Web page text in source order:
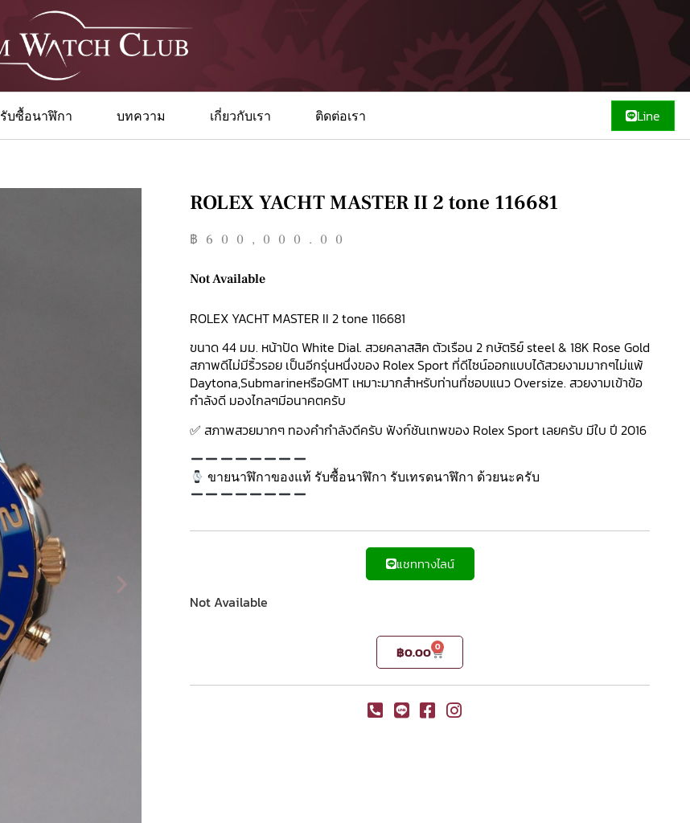
รับซื้อนาฬิกา บทความ เกี่ยวกับเรา ติดต่อเรา Line
ROLEX YACHT MASTER II 2 tone 116681
฿ 600,000.00
Not Available
ROLEX YACHT MASTER II 2 tone 116681
ขนาด 44 มม. หน้าปัด White Dial. สวยคลาสสิค ตัวเรือน 2 กษัตริย์ steel & 18K Rose Gold
สภาพดีไม่มีริ้วรอย เป็นอีกรุ่นหนึ่งของ Rolex Sport ที่ดีไซน์ออกแบบได้สวยงามมากๆไม่แพ้
Daytona,SubmarineหรือGMT เหมาะมากสำหรับท่านที่ชอบแนว Oversize. สวยงามเข้าข้อ
กำลังดี มองไกลๆมีอนาคตครับ
✅ สภาพสวยมากๆ ทองคำกำลังดีครับ ฟังก์ชันเทพของ Rolex Sport เลยครับ มีใบ ปี 2016
ขายนาฬิกาของแท้ รับซื้อนาฬิกา รับเทรดนาฬิกา ด้วยนะครับ
แชททางไลน์
Not Available
฿0.00 0